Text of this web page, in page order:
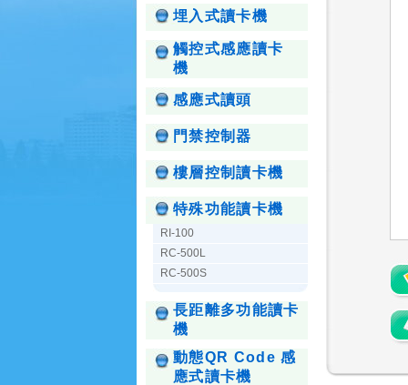
埋入式讀卡機
觸控式感應讀卡
機
感應式讀頭
門禁控制器
樓層控制讀卡機
特殊功能讀卡機
RI-100
RC-500L
RC-500S
長距離多功能讀卡
機
動態QR Code 感
應式讀卡機